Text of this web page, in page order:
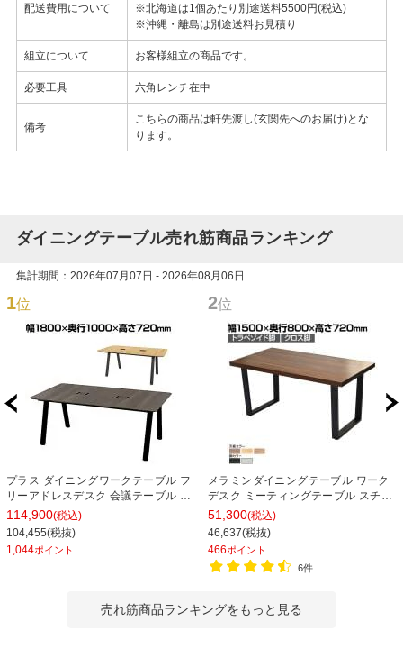
配送費用について
※北海道は1個あたり別途送料5500円(税込)
※沖縄・離島は別途送料お見積り
組立について お客様組立の商品です。
必要工具 六角レンチ在中
備考
こちらの商品は軒先渡し(玄関先へのお届け)とな
ります。
ダイニングテーブル売れ筋商品ランキング
集計期間：2026年07月07日 - 2026年08月06日
1位
プラス ダイニングワークテーブル フ
リーアドレスデスク 会議テーブル ミ
ーティングテーブル 配線収納付き 幅
1800×奥行1000×高さ720mm
114,900(税込)
104,455(税抜)
1,044ポイント
2位
メラミンダイニングテーブル ワーク
デスク ミーティングテーブル スチー
ル脚 幅1500×奥行800×高さ720mm
51,300(税込)
46,637(税抜)
466ポイント
6件
売れ筋商品ランキングをもっと見る